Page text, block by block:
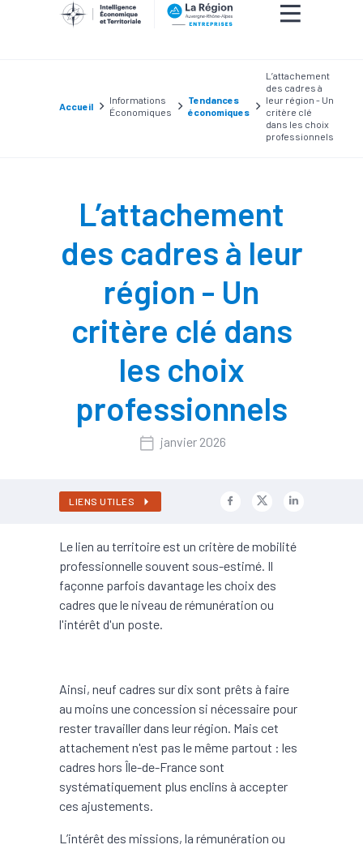
Accueil
Informations
Économiques
Tendances
économiques
L’attachement
des cadres à
leur région - Un
critère clé
dans les choix
professionnels
L’attachement
des cadres à leur
région - Un
critère clé dans
les choix
professionnels
janvier 2026
LIENS UTILES
Le lien au territoire est un critère de mobilité
professionnelle souvent sous-estimé. Il
façonne parfois davantage les choix des
cadres que le niveau de rémunération ou
l'intérêt d'un poste.
Ainsi, neuf cadres sur dix sont prêts à faire
au moins une concession si nécessaire pour
rester travailler dans leur région. Mais cet
attachement n'est pas le même partout : les
cadres hors Île-de-France sont
systématiquement plus enclins à accepter
ces ajustements.
L’intérêt des missions, la rémunération ou